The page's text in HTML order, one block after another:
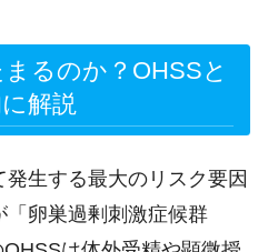
るのか？OHSSと
解説
生する最大のリスク要因
「卵巣過剰刺激症候群